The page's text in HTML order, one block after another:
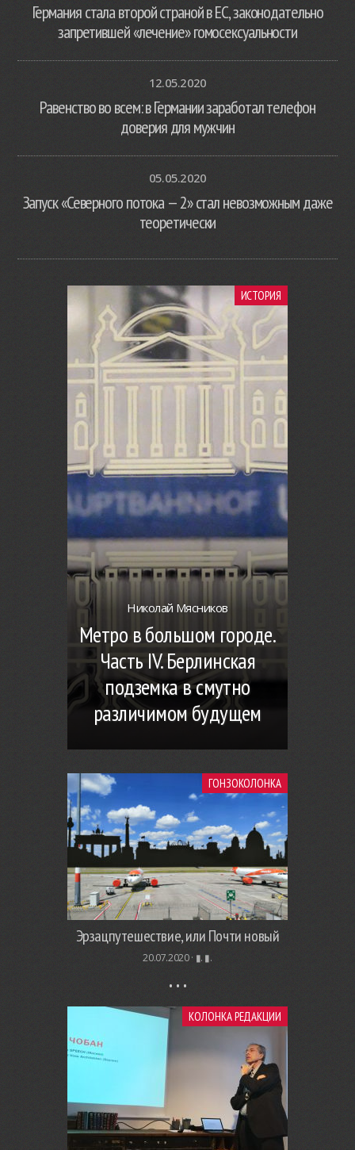
Германия стала второй страной в ЕС, законодательно
запретившей «лечение» гомосексуальности
12.05.2020
Равенство во всем: в Германии заработал телефон
доверия для мужчин
05.05.2020
Запуск «Северного потока — 2» стал невозможным даже
теоретически
ИСТОРИЯ
Николай Мясников
Метро в большом городе.
Часть IV. Берлинская
подземка в смутно
различимом будущем
ГОНЗОКОЛОНКА
Эрзацпутешествие, или Почти новый
20.07.2020 · ▮. ▮.
КОЛОНКА РЕДАКЦИИ